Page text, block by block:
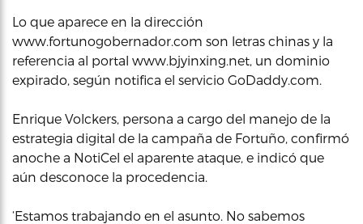
Lo que aparece en la dirección
www.fortunogobernador.com son letras chinas y la
referencia al portal www.bjyinxing.net, un dominio
expirado, según notifica el servicio GoDaddy.com.
Enrique Volckers, persona a cargo del manejo de la
estrategia digital de la campaña de Fortuño, confirmó
anoche a NotiCel el aparente ataque, e indicó que
aún desconoce la procedencia.
‘Estamos trabajando en el asunto. No sabemos